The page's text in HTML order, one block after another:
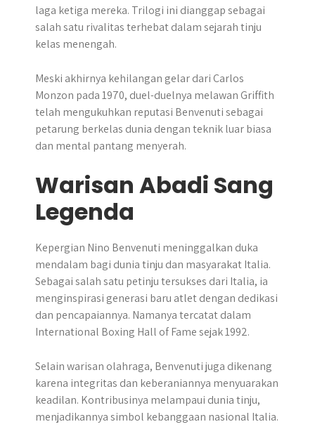
laga ketiga mereka. Trilogi ini dianggap sebagai
salah satu rivalitas terhebat dalam sejarah tinju
kelas menengah.
Meski akhirnya kehilangan gelar dari Carlos
Monzon pada 1970, duel-duelnya melawan Griffith
telah mengukuhkan reputasi Benvenuti sebagai
petarung berkelas dunia dengan teknik luar biasa
dan mental pantang menyerah.
Warisan Abadi Sang
Legenda
Kepergian Nino Benvenuti meninggalkan duka
mendalam bagi dunia tinju dan masyarakat Italia.
Sebagai salah satu petinju tersukses dari Italia, ia
menginspirasi generasi baru atlet dengan dedikasi
dan pencapaiannya. Namanya tercatat dalam
International Boxing Hall of Fame sejak 1992.
Selain warisan olahraga, Benvenuti juga dikenang
karena integritas dan keberaniannya menyuarakan
keadilan. Kontribusinya melampaui dunia tinju,
menjadikannya simbol kebanggaan nasional Italia.